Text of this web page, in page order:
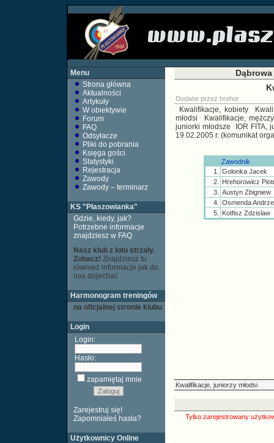
Menu
Strona główna
Aktualności
Artykuły
W obiektywie
Forum
FAQ
Odsyłacze
Pliki do pobrania
Księga gości
Statystyki
Rejestracja
Zawody
Zawody – terminarz
KS "Płaszowianka"
Gdzie, kiedy, jak?
Potrzebne informacje
znajdziesz w FAQ
Nasz klub z lotu strzały.
Zobacz! Znajdziesz tu
również informacje jak do
nas dojechać
Harmonogram treningów
na oficjalnej stronie klubu
Login
Login:
Hasło:
zapamiętaj mnie
Zarejestruj się!
Zapomniałeś hasła?
Użytkownicy Online
Dodane przez hrehor
Kwalifikacje, kobiety
młodsi
Kwalifikacje,
juniorki młodsze
IOR FITA,
19.02.2005 r. (komunikat
Zawodnik
1.
Golonka Jacek
2.
Hrehorowicz
3.
Austyn Zbigniew
4.
Osmenda
5.
Kotfisz Zdzislaw
Kwalifikacje, juniorzy młodsi
Tylko zarejestrowany